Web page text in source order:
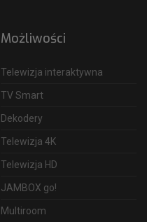
Możliwości
Telewizja interaktywna
TV Smart
Dekodery
Telewizja 4K
Telewizja HD
JAMBOX go!
Multiroom